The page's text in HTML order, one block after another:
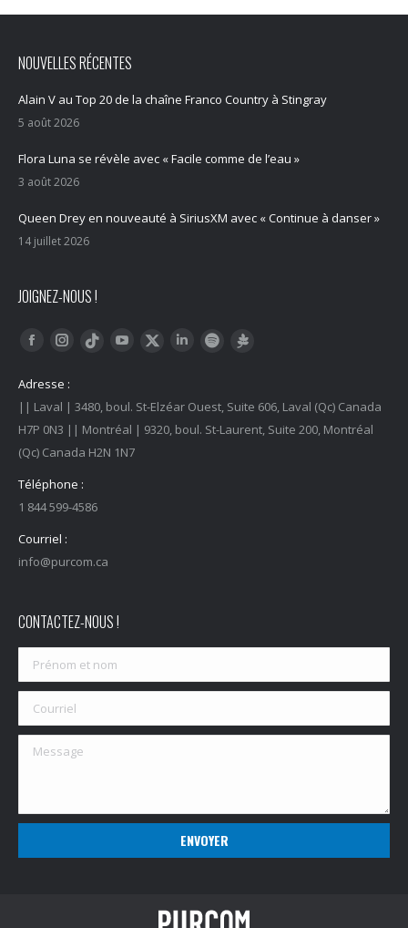
NOUVELLES RÉCENTES
Alain V au Top 20 de la chaîne Franco Country à Stingray
5 août 2026
Flora Luna se révèle avec « Facile comme de l’eau »
3 août 2026
Queen Drey en nouveauté à SiriusXM avec « Continue à danser »
14 juillet 2026
JOIGNEZ-NOUS !
Trouvez nous sur :
FacebookInstagram
Tiktok YouTubeTwitter LinkedInSpotify
Adresse :
|| Laval | 3480, boul. St-Elzéar Ouest, Suite 606, Laval (Qc) Canada
H7P 0N3 || Montréal | 9320, boul. St-Laurent, Suite 200, Montréal
(Qc) Canada H2N 1N7
Téléphone :
1 844 599-4586
Courriel :
info@purcom.ca
CONTACTEZ-NOUS !